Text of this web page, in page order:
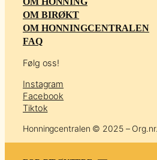
OM BIRØKT
OM HONNINGCENTRALEN
FAQ
Følg oss!
Instagram
Facebook
Tiktok
Honningcentralen © 2025 –